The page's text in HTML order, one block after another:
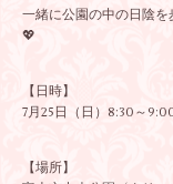
一緒に公園の中の日陰
💖
【日時】
7月25日（日）8:30～
【場所】